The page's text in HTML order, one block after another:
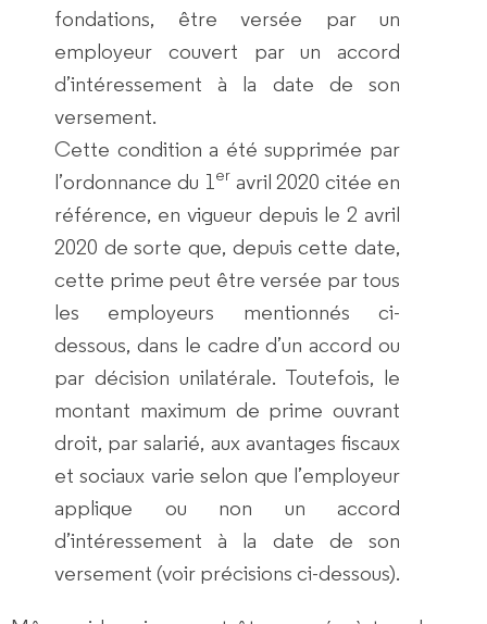
fondations, être versée par un
employeur couvert par un accord
d’intéressement à la date de son
versement.
Cette condition a été supprimée par
l’ordonnance du 1 eravril 2020 citée en
référence, en vigueur depuis le 2 avril
2020 de sorte que, depuis cette date,
cette prime peut être versée par tous
les employeurs mentionnés ci-
dessous, dans le cadre d’un accord ou
par décision unilatérale. Toutefois, le
montant maximum de prime ouvrant
droit, par salarié, aux avantages fiscaux
et sociaux varie selon que l’employeur
applique ou non un accord
d’intéressement à la date de son
versement (voir précisions ci-dessous).